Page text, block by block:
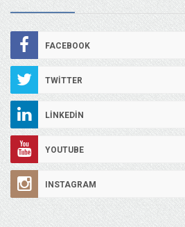
FACEBOOK
TWITTER
LINKEDIN
YOUTUBE
INSTAGRAM